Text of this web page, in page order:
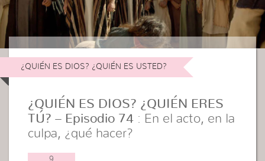
¿QUIÉN ES DIOS? ¿QUIÉN ES USTED?
¿QUIÉN ES DIOS? ¿QUIÉN ERES
TÚ? – Episodio 74 : En el acto, en la
culpa, ¿qué hacer?
9